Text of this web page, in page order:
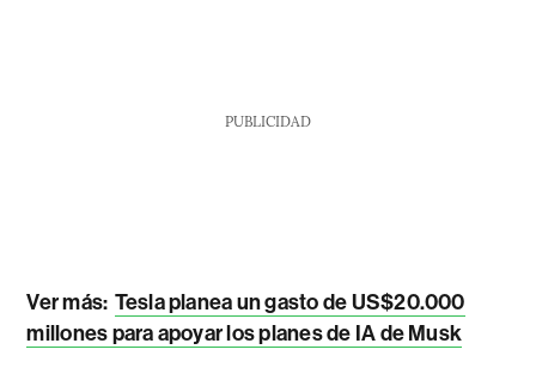
PUBLICIDAD
Ver más: Tesla planea un gasto de US$20.000
millones para apoyar los planes de IA de Musk